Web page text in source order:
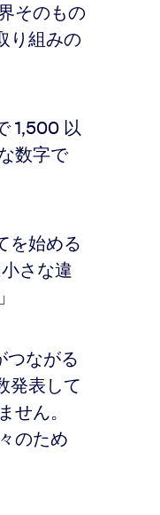
そのもの
り組みの
1,500 以
数字で
を始める
さな違
ながる
発表して
ん。
のため